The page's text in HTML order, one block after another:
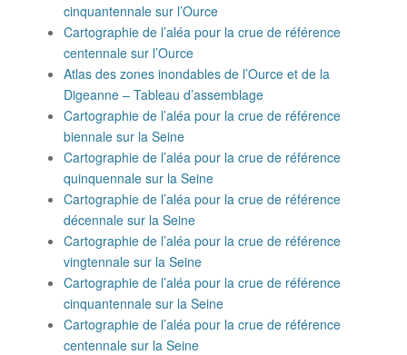
cinquantennale sur l’Ource
Cartographie de l’aléa pour la crue de référence
centennale sur l’Ource
Atlas des zones inondables de l’Ource et de la
Digeanne – Tableau d’assemblage
Cartographie de l’aléa pour la crue de référence
biennale sur la Seine
Cartographie de l’aléa pour la crue de référence
quinquennale sur la Seine
Cartographie de l’aléa pour la crue de référence
décennale sur la Seine
Cartographie de l’aléa pour la crue de référence
vingtennale sur la Seine
Cartographie de l’aléa pour la crue de référence
cinquantennale sur la Seine
Cartographie de l’aléa pour la crue de référence
centennale sur la Seine